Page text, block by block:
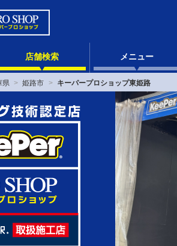
店舗検索 メニュー
県 姫路市 キーパープロショップ東姫路